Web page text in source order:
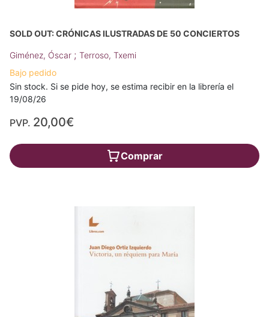
SOLD OUT: CRÓNICAS ILUSTRADAS DE 50 CONCIERTOS
Giménez, Óscar ; Terroso, Txemi
Bajo pedido
Sin stock. Si se pide hoy, se estima recibir en la librería el
19/08/26
PVP. 20,00€
Comprar